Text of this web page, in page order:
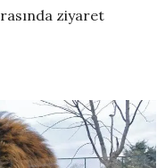
ziyaret